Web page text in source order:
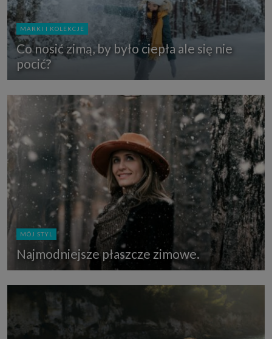
MARKI I KOLEKCJE
Co nosić zimą, by było ciepła ale się nie
pocić?
MÓJ STYL
Najmodniejsze płaszcze zimowe.